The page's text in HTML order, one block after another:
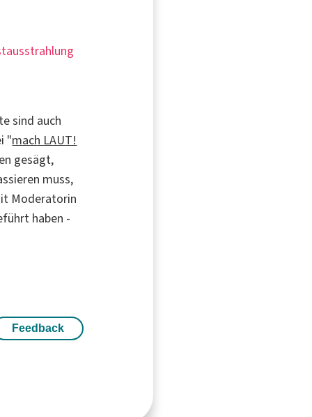
sind auch
"mach LAUT!
gesägt,
muss,
Moderatorin
haben -
Feedback